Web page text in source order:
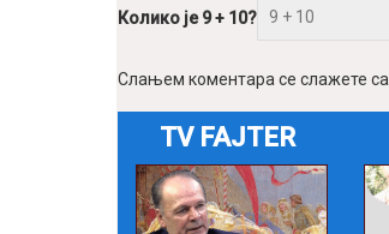
Колико је 9 + 10?
Слањем коментара се слажете са
TV FAJTER